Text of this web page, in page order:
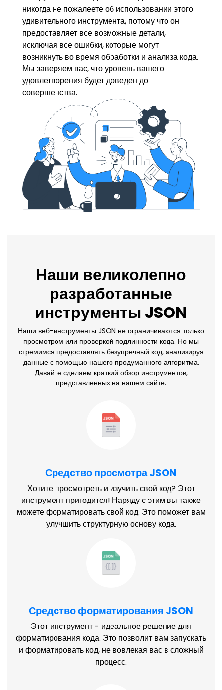
никогда не пожалеете об использовании этого
удивительного инструмента, потому что он
предоставляет все возможные детали,
исключая все ошибки, которые могут
возникнуть во время обработки и анализа кода.
Мы заверяем вас, что уровень вашего
удовлетворения будет доведен до
совершенства.
Наши великолепно
разработанные
инструменты JSON
Наши веб-инструменты JSON не ограничиваются только
просмотром или проверкой подлинности кода. Но мы
стремимся предоставлять безупречный код, анализируя
данные с помощью нашего продуманного алгоритма.
Давайте сделаем краткий обзор инструментов,
представленных на нашем сайте.
Средство просмотра JSON
Хотите просмотреть и изучить свой код? Этот
инструмент пригодится! Наряду с этим вы также
можете форматировать свой код. Это поможет вам
улучшить структурную основу кода.
Средство форматирования JSON
Этот инструмент - идеальное решение для
форматирования кода. Это позволит вам запускать
и форматировать код, не вовлекая вас в сложный
процесс.